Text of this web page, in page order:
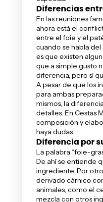
Diferencias
En las reuniones
ahora está el
entre el foie y el
cuando se habla
es que existen
que a simple gusto
diferencia, pero sí
A pesar de que los
para ambas
mismos, la
detalles. En Cestas
composición y
haya dudas.
Diferencia por
La palabra “foie-
De ahí se entiende
ingrediente. Por
derivado cárnico
animales, como el
mezcla con otros